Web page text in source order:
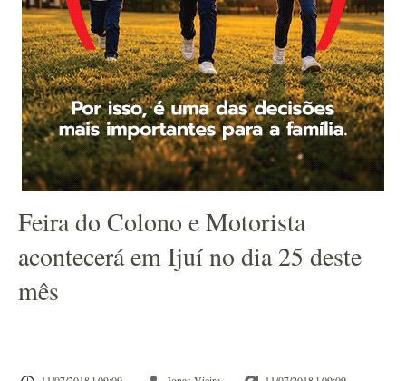
Feira do Colono e Motorista
acontecerá em Ijuí no dia 25 deste
mês